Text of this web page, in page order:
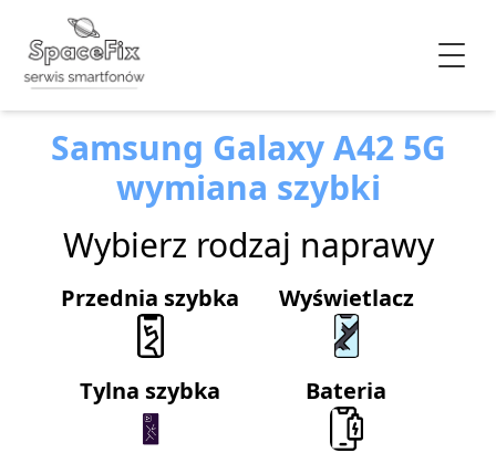
Samsung Galaxy A42 5G
wymiana szybki
Wybierz rodzaj naprawy
Przednia szybka Wyświetlacz
Tylna szybka Bateria